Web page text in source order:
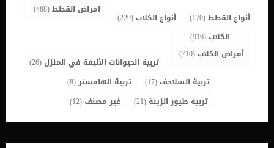
أنواع القطط(170) أنواع الكلاب(229)
امراض القطط(488)
الكلاب(916)
أمراض الكلاب(710)
تربية الحيوانات الأليفة في المنزل(26)
تربية السلاحف(17) تربية الهامستر(8)
تربية طيور الزينة (21) غير مصنف(12)